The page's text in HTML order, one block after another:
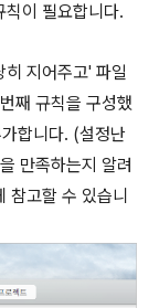
이 필요합니다.
지어주고' 파일
째 규칙을 구성했
합니다. (설정난
만족하는지 알려
참고할 수 있습니